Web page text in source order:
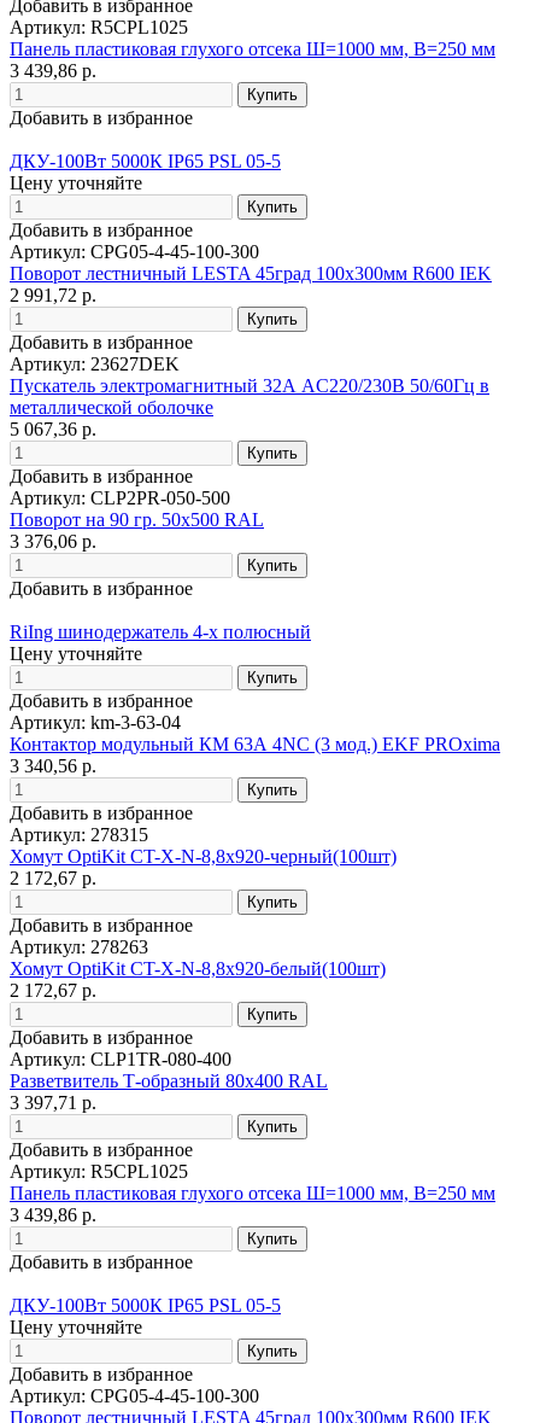
Добавить в избранное
Артикул: R5CPL1025
Панель пластиковая глухого отсека Ш=1000 мм, В=250 мм
3 439,86 р.
Добавить в избранное
ДКУ-100Вт 5000К IP65 PSL 05-5
Цену уточняйте
Добавить в избранное
Артикул: CPG05-4-45-100-300
Поворот лестничный LESTA 45град 100х300мм R600 IEK
2 991,72 р.
Добавить в избранное
Артикул: 23627DEK
Пускатель электромагнитный 32А AC220/230В 50/60Гц в
металлической оболочке
5 067,36 р.
Добавить в избранное
Артикул: CLP2PR-050-500
Поворот на 90 гр. 50х500 RAL
3 376,06 р.
Добавить в избранное
RiIng шинодержатель 4-х полюсный
Цену уточняйте
Добавить в избранное
Артикул: km-3-63-04
Контактор модульный КМ 63А 4NC (3 мод.) EKF PROxima
3 340,56 р.
Добавить в избранное
Артикул: 278315
Хомут OptiKit CT-Х-N-8,8х920-черный(100шт)
2 172,67 р.
Добавить в избранное
Артикул: 278263
Хомут OptiKit CT-Х-N-8,8х920-белый(100шт)
2 172,67 р.
Добавить в избранное
Артикул: CLP1TR-080-400
Разветвитель Т-образный 80х400 RAL
3 397,71 р.
Добавить в избранное
Артикул: R5CPL1025
Панель пластиковая глухого отсека Ш=1000 мм, В=250 мм
3 439,86 р.
Добавить в избранное
ДКУ-100Вт 5000К IP65 PSL 05-5
Цену уточняйте
Добавить в избранное
Артикул: CPG05-4-45-100-300
Поворот лестничный LESTA 45град 100х300мм R600 IEK